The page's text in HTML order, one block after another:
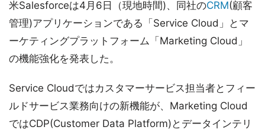
米Salesforceは4月6日（現地時間)、同社のCRM(顧客
管理)アプリケーションである「Service Cloud」とマ
ーケティングプラットフォーム「Marketing Cloud」
の機能強化を発表した。
Service Cloudではカスタマーサービス担当者とフィー
ルドサービス業務向けの新機能が、Marketing Cloud
ではCDP(Customer Data Platform)とデータインテリ